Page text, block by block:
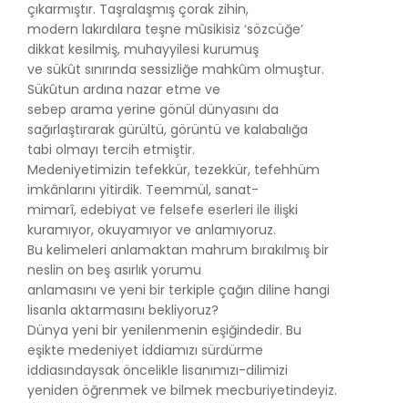
çıkarmıştır. Taşralaşmış çorak zihin,
modern lakırdılara teşne mûsikisiz ‘sözcüğe’
dikkat kesilmiş, muhayyilesi kurumuş
ve sükût sınırında sessizliğe mahkûm olmuştur.
Sükûtun ardına nazar etme ve
sebep arama yerine gönül dünyasını da
sağırlaştırarak gürültü, görüntü ve kalabalığa
tabi olmayı tercih etmiştir.
Medeniyetimizin tefekkür, tezekkür, tefehhüm
imkânlarını yitirdik. Teemmül, sanat-
mimarî, edebiyat ve felsefe eserleri ile ilişki
kuramıyor, okuyamıyor ve anlamıyoruz.
Bu kelimeleri anlamaktan mahrum bırakılmış bir
neslin on beş asırlık yorumu
anlamasını ve yeni bir terkiple çağın diline hangi
lisanla aktarmasını bekliyoruz?
Dünya yeni bir yenilenmenin eşiğindedir. Bu
eşikte medeniyet iddiamızı sürdürme
iddiasındaysak öncelikle lisanımızı-dilimizi
yeniden öğrenmek ve bilmek mecburiyetindeyiz.